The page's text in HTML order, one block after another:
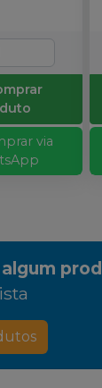
via